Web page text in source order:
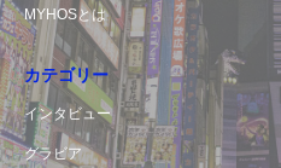
MYHOSとは
カテゴリー
インタビュー
グラビア